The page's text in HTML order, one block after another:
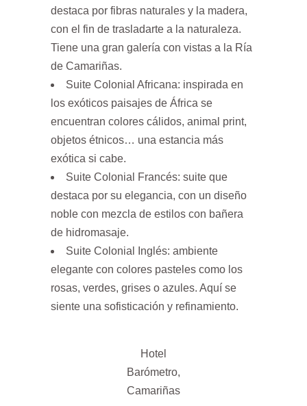
destaca por fibras naturales y la madera,
con el fin de trasladarte a la naturaleza.
Tiene una gran galería con vistas a la Ría
de Camariñas.
Suite Colonial Africana: inspirada en
los exóticos paisajes de África se
encuentran colores cálidos, animal print,
objetos étnicos… una estancia más
exótica si cabe.
Suite Colonial Francés: suite que
destaca por su elegancia, con un diseño
noble con mezcla de estilos con bañera
de hidromasaje.
Suite Colonial Inglés: ambiente
elegante con colores pasteles como los
rosas, verdes, grises o azules. Aquí se
siente una sofisticación y refinamiento.
Hotel
Barómetro,
Camariñas